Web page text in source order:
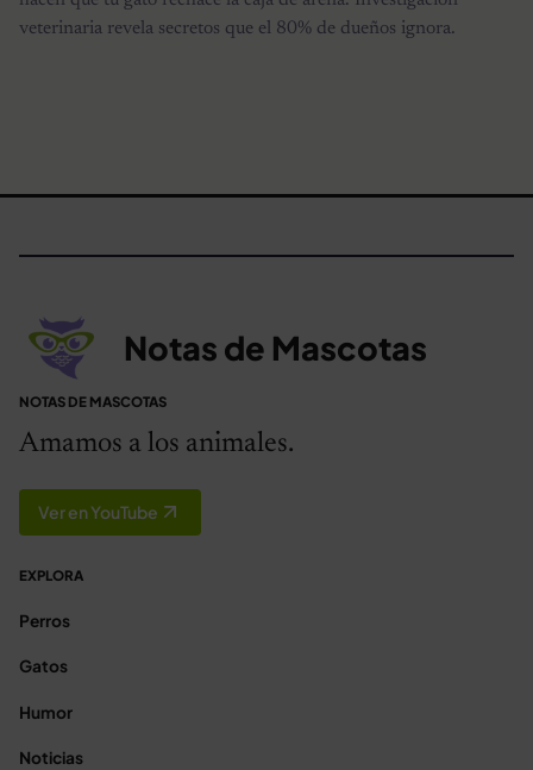
veterinaria revela secretos que el 80% de dueños ignora.
Notas de Mascotas
NOTAS DE MASCOTAS
Amamos a los animales.
Ver en YouTube
EXPLORA
Perros
Gatos
Humor
Noticias